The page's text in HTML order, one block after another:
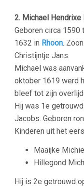
2. Michael Hendrixe
Geboren circa 1590
1632 in Rhoon.
Christijntje Jans.
Michael was
oktober 1619 werd
bleef tot zijn
Hij was 1e
Jacobs. Geboren
Kinderen uit het
Maaijke
Hillegond
Hij is 2e getrouwd